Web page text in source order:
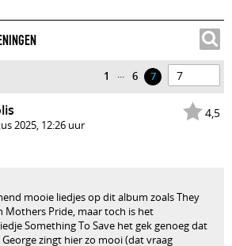
1 ... 6 7
4,5
2025, 12:26 uur
mooie liedjes op dit album zoals They
Mothers Pride, maar toch is het
Something To Save het gek genoeg dat
zingt hier zo mooi (dat vraag